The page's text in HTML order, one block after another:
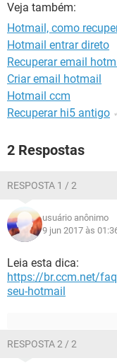
GUIA DE COMPRAS
Veja também:
Hotmail, como
Hotmail entrar direto
Recuperar email
Criar email hotmail
Hotmail ccm
Recuperar hi5 antigo
2 Respostas
RESPOSTA 1 / 2
usuário anônimo
9 jun 2017 às
Leia esta dica:
https://br.ccm.net/
seu-hotmail
RESPOSTA 2 / 2